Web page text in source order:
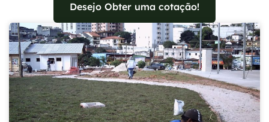
Desejo Obter uma cotação!